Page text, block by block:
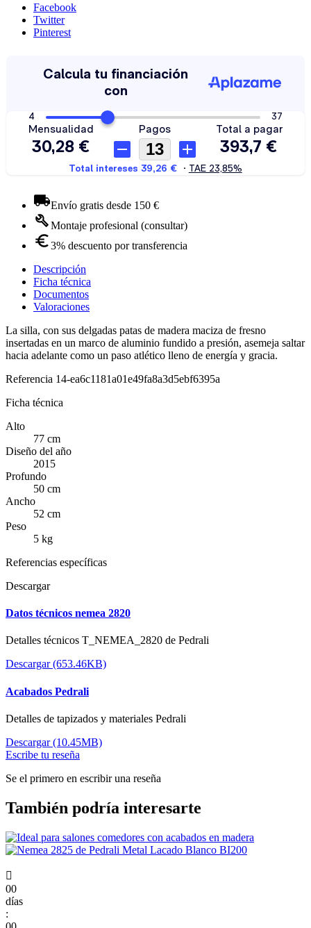
Facebook
Twitter
Pinterest
Envío gratis desde 150 €
Montaje profesional (consultar)
3% descuento por transferencia
Descripción
Ficha técnica
Documentos
Valoraciones
La silla, con sus delgadas patas de madera maciza de fresno
insertadas en un marco de aluminio fundido a presión, asemeja saltar
hacia adelante como un paso atlético lleno de energía y gracia.
Referencia 14-ea6c1181a01e49fa8a3d5ebf6395a
Ficha técnica
Alto
77 cm
Diseño del año
2015
Profundo
50 cm
Ancho
52 cm
Peso
5 kg
Referencias específicas
Descargar
Datos técnicos nemea 2820
Detalles técnicos T_NEMEA_2820 de Pedrali
Descargar (653.46KB)
Acabados Pedrali
Detalles de tapizados y materiales Pedrali
Descargar (10.45MB)
Escribe tu reseña
Se el primero en escribir una reseña
También podría interesarte

00
días
: